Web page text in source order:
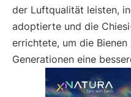
der Luftqualität leisten,
adoptierte und die
errichtete, um die
Generationen eine